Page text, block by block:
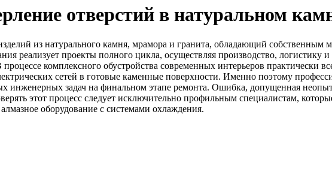
отверстий в натуральном
из натурального камня, мрамора и гранита, обладающий собственным
реализует проекты полного цикла, осуществляя производство, логистику
комплексного обустройства современных интерьеров практически
сетей в готовые каменные поверхности. Именно поэтому
инженерных задач на финальном этапе ремонта. Ошибка, допущенная
этот процесс следует исключительно профильным специалистам,
оборудование с системами охлаждения.